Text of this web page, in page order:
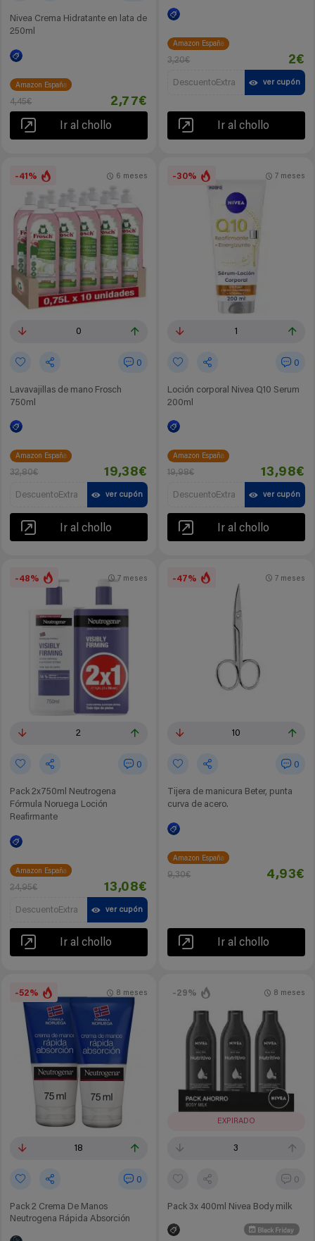
Nivea Crema Hidratante en lata de
250ml
Amazon España
4,45€ 2,77€
Ir al chollo
Amazon España
3,20€ 2€
DescuentoExtra ver cupón
Ir al chollo
-41%
0
0
Lavavajillas de mano Frosch
750ml
6 meses
Amazon España
32,80€ 19,38€
DescuentoExtra ver cupón
Ir al chollo
-30%
1
0
Loción corporal Nivea Q10 Serum
200ml
7 meses
Amazon España
19,98€ 13,98€
DescuentoExtra ver cupón
Ir al chollo
-48%
2
0
Pack 2x750ml Neutrogena
Fórmula Noruega Loción
Reafirmante
7 meses
Amazon España
24,95€ 13,08€
DescuentoExtra ver cupón
Ir al chollo
-47%
10
0
Tijera de manicura Beter, punta
curva de acero.
7 meses
Amazon España
9,30€ 4,93€
Ir al chollo
-52%
18
0
Pack 2 Crema De Manos
Neutrogena Rápida Absorción
8 meses -29%
EXPIRADO
3
0
Pack 3x 400ml Nivea Body milk
Black Friday
8 meses